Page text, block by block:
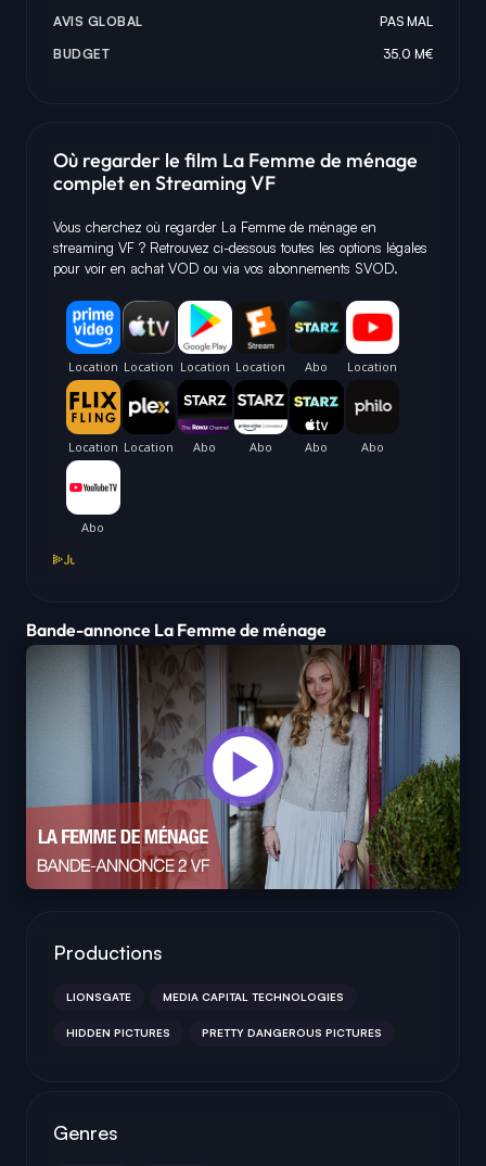
AVIS GLOBAL
PAS MAL
BUDGET
35,0 M€
Où regarder le film La Femme de ménage
complet en Streaming VF
Vous cherchez où regarder La Femme de ménage en
streaming VF ? Retrouvez ci-dessous toutes les options légales
pour voir en achat VOD ou via vos abonnements SVOD.
Bande-annonce La Femme de ménage
Productions
LIONSGATE MEDIA CAPITAL TECHNOLOGIES
HIDDEN PICTURES PRETTY DANGEROUS PICTURES
Genres